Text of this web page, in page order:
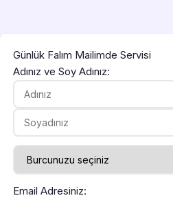
Günlük Falım Mailimde Servisi
Adınız ve Soy Adınız:
Email Adresiniz: